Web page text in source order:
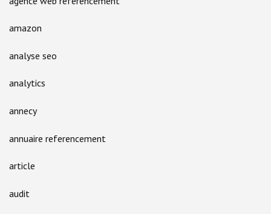
amazon
analyse seo
analytics
annecy
annuaire referencement
article
audit